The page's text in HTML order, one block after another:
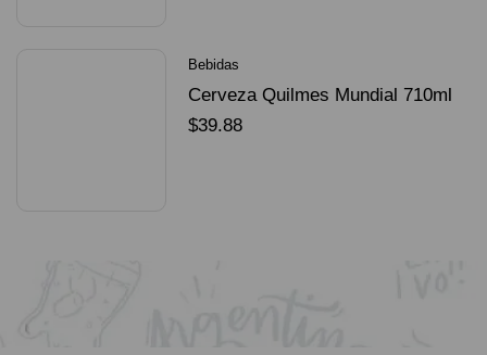
Bebidas
Cerveza Quilmes Mundial 710ml
packX4
$39.88